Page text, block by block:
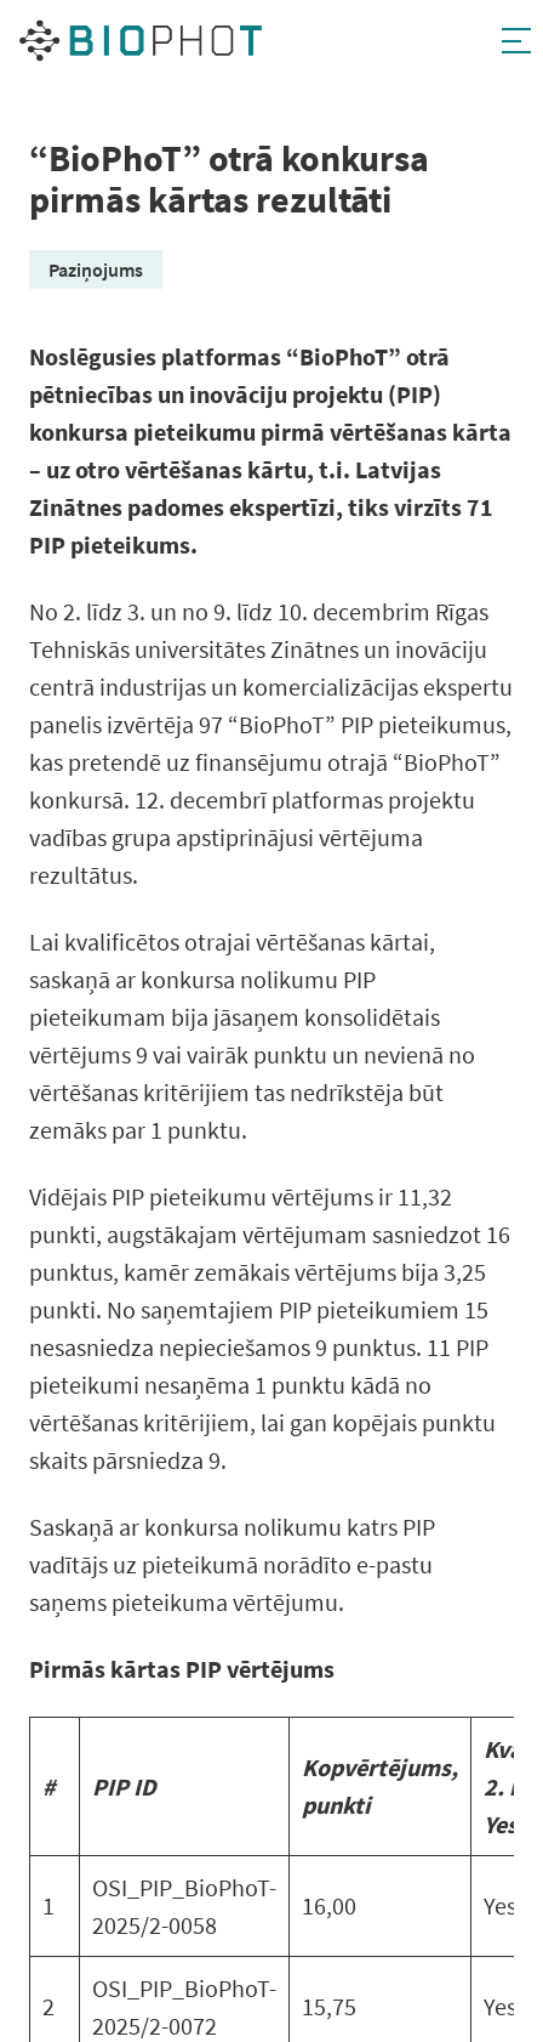
Pāriet
“BioPhoT” otrā konkursa
pirmās kārtas rezultāti
Paziņojums
Noslēgusies platformas “BioPhoT” otrā
pētniecības un inovāciju projektu (PIP)
konkursa pieteikumu pirmā vērtēšanas kārta
– uz otro vērtēšanas kārtu, t.i. Latvijas
Zinātnes padomes ekspertīzi, tiks virzīts 71
PIP pieteikums.
No 2. līdz 3. un no 9. līdz 10. decembrim Rīgas
Tehniskās universitātes Zinātnes un inovāciju
centrā industrijas un komercializācijas ekspertu
panelis izvērtēja 97 “BioPhoT” PIP pieteikumus,
kas pretendē uz finansējumu otrajā “BioPhoT”
konkursā. 12. decembrī platformas projektu
vadības grupa apstiprinājusi vērtējuma
rezultātus.
Lai kvalificētos otrajai vērtēšanas kārtai,
saskaņā ar konkursa nolikumu PIP
pieteikumam bija jāsaņem konsolidētais
vērtējums 9 vai vairāk punktu un nevienā no
vērtēšanas kritērijiem tas nedrīkstēja būt
zemāks par 1 punktu.
Vidējais PIP pieteikumu vērtējums ir 11,32
punkti, augstākajam vērtējumam sasniedzot 16
punktus, kamēr zemākais vērtējums bija 3,25
punkti. No saņemtajiem PIP pieteikumiem 15
nesasniedza nepieciešamos 9 punktus. 11 PIP
pieteikumi nesaņēma 1 punktu kādā no
vērtēšanas kritērijiem, lai gan kopējais punktu
skaits pārsniedza 9.
Saskaņā ar konkursa nolikumu katrs PIP
vadītājs uz pieteikumā norādīto e-pastu
saņems pieteikuma vērtējumu.
Pirmās kārtas PIP vērtējums
# PIP ID
Kopvērtējums,
punkti
2.
Yes/
1
OSI_PIP_BioPhoT-
2025/2-0058
16,00 Yes
2
OSI_PIP_BioPhoT-
2025/2-0072
15,75 Yes